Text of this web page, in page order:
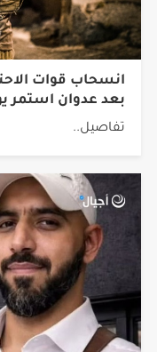
انسحاب قوات
بعد عدوان استمر
تفاصيل..